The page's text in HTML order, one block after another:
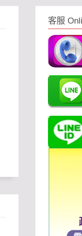
客服